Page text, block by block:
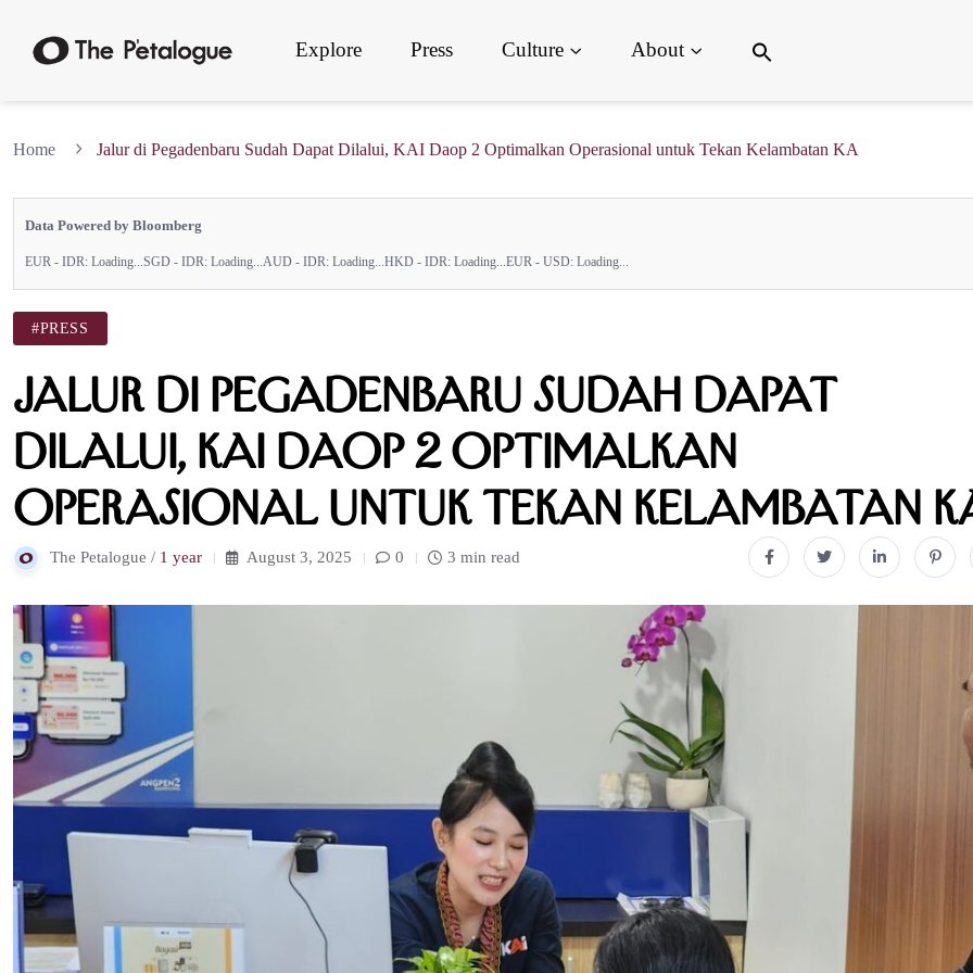
Explore Press Culture About
Home Jalur di Pegadenbaru Sudah Dapat Dilalui, KAI Daop 2 Optimalkan Operasional untuk Tekan Kelambatan KA
Data Powered by Bloomberg
EUR - IDR: Loading...SGD - IDR: Loading...AUD - IDR: Loading...HKD - IDR: Loading...EUR - USD: Loading...
#PRESS
Jalur di Pegadenbaru Sudah Dapat
Dilalui, KAI Daop 2 Optimalkan
Operasional untuk Tekan Kelambatan
The Petalogue / 1 year August 3, 2025 0 3 min read